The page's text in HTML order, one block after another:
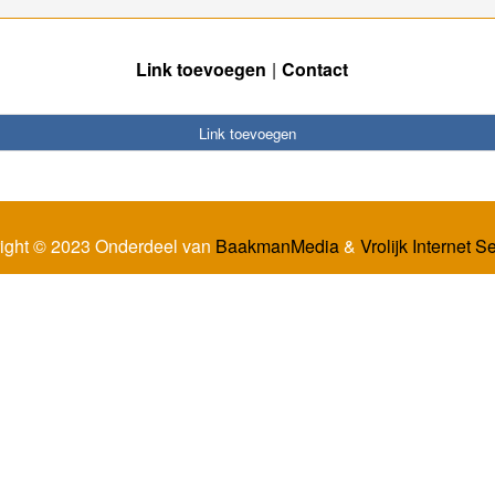
Link toevoegen Contact
Link toevoegen
© 2023 Onderdeel van BaakmanMedia& Vrolijk Internet